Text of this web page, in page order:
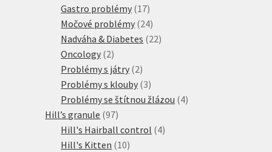
produktů
Gastro problémy 1717
produktů
Močové problémy 2424
produktů
Nadváha & Diabetes 2222
Oncology 22
produkty
Problémy s játry 22
produkty
Problémy s klouby 33
produkty
Problémy se štítnou žlázou 44
Hill’s granule 9797
produktů
Hill's Hairball control 44
Hill's Kitten 1010